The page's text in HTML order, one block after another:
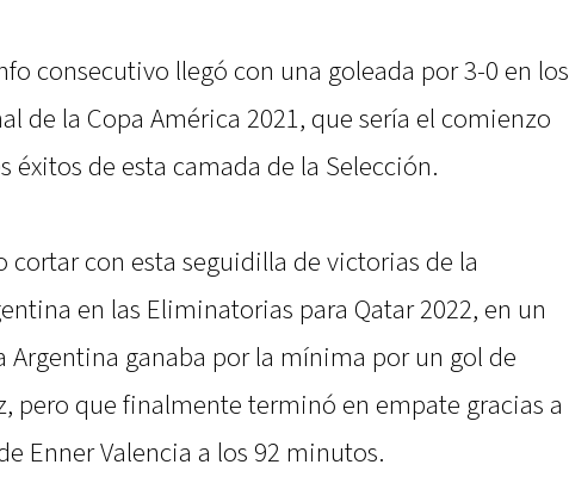
consecutivo llegó con una goleada por 3-0 en los
de la Copa América 2021, que sería el comienzo
éxitos de esta camada de la Selección.
cortar con esta seguidilla de victorias de la
en las Eliminatorias para Qatar 2022, en un
Argentina ganaba por la mínima por un gol de
pero que finalmente terminó en empate gracias a
Enner Valencia a los 92 minutos.